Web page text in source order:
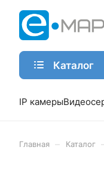
Каталог
IP камеры
Главная Каталог